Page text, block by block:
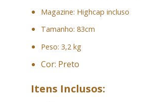
Magazine: Highcap incluso
Tamanho: 83cm
Peso: 3,2 kg
Cor: Preto
Itens Inclusos: